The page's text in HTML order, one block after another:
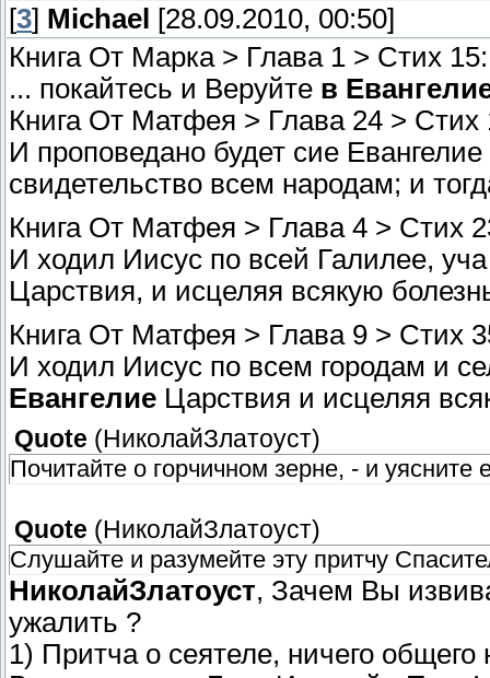
[3] Michael
[28.09.2010, 00:50]
Книга От Марка > Глава 1 > Стих 15:
... покайтесь и Веруйте в
Книга От Матфея > Глава 24 > Стих
И проповедано будет сие
свидетельство всем народам; и
Книга От Матфея > Глава 4 > Стих
И ходил Иисус по всей Галилее,
Царствия, и исцеляя всякую
Книга От Матфея > Глава 9 > Стих
И ходил Иисус по всем городам и
Евангелие Царствия и исцеляя
Quote ( НиколайЗлатоуст)
Почитайте о горчичном зерне, - и уясните
Quote ( НиколайЗлатоуст)
Слушайте и разумейте эту притчу
НиколайЗлатоуст, Зачем Вы
ужалить ?
1) Притча о сеятеле, ничего